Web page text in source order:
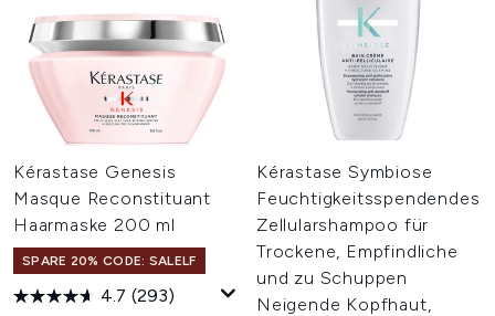
Kérastase Genesis
Masque Reconstituant
Haarmaske 200 ml
SPARE 20% CODE: SALELF
4.7 (293)
Kérastase Symbiose
Feuchtigkeitsspendendes
Zellularshampoo für
Trockene, Empfindliche
und zu Schuppen
Neigende Kopfhaut,